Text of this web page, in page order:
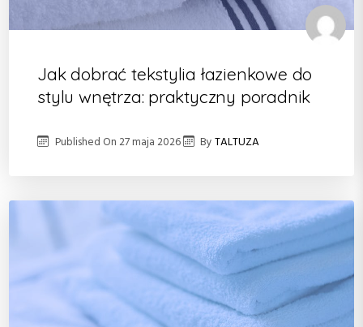
Jak dobrać tekstylia łazienkowe do
stylu wnętrza: praktyczny poradnik
Published On27 maja 2026 ByTALTUZA